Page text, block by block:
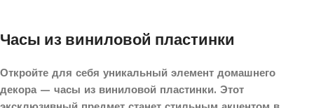
Часы из виниловой пластинки
Откройте для себя уникальный элемент домашнего
декора — часы из виниловой пластинки. Этот